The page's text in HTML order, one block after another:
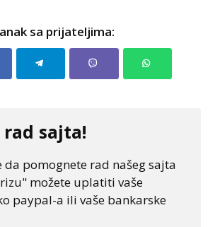
sa prijateljima:
sajta!
da pomognete rad našeg sajta
možete uplatiti vaše
paypal-a ili vaše bankarske